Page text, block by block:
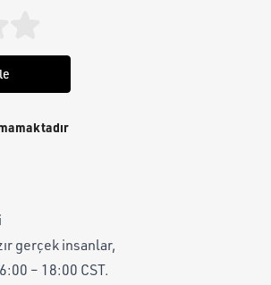
gerçek insanlar,
– 18:00 CST.